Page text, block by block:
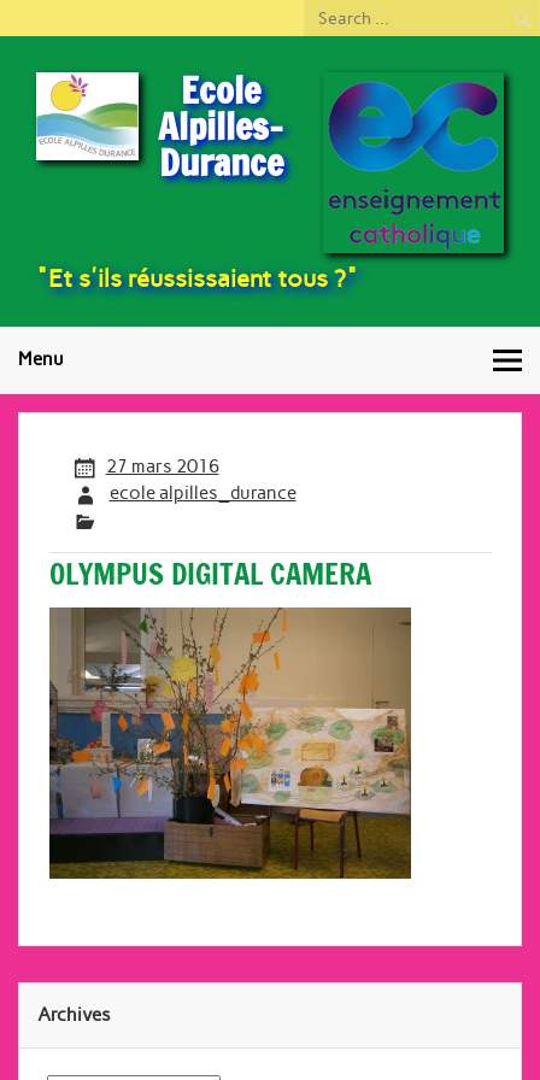
Ecole
Alpilles-
Durance
"Et s'ils réussissaient tous ?"
Menu
27 mars 2016
ecole alpilles_durance
OLYMPUS DIGITAL CAMERA
Archives